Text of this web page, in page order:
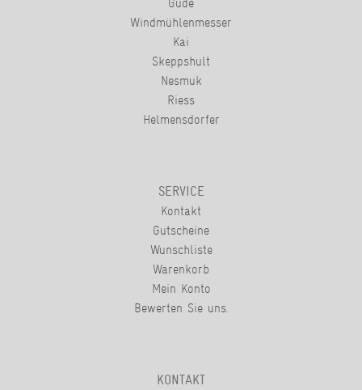
Windmühlenmesser
Kai
Skeppshult
Nesmuk
Riess
Helmensdorfer
SERVICE
Kontakt
Gutscheine
Wunschliste
Warenkorb
Mein Konto
Bewerten Sie uns.
KONTAKT